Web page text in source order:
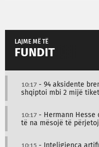
LAJME MË TË
FUNDIT
10:17 - 94 aksidente
shqiptoi mbi 2 mijë
10:17 - Hermann Hesse
të na mësojë të
10:15 - Inteligjenca